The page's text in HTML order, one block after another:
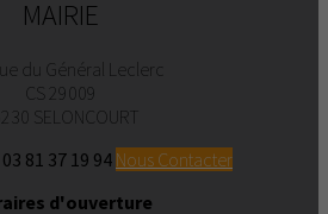
MAIRIE
du Général Leclerc
CS 29009
SELONCOURT
03 81 37 19 94 Nous Contacter
d'ouverture